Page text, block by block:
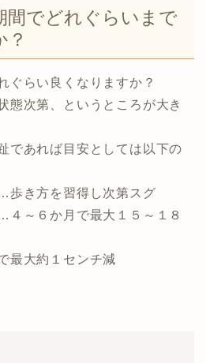
間でどれぐらいまで
？
ぐらい良くなりますか？
態次第、というところが大き
であれば目安としては以下の
歩き方を習得し次第スグ
～６か月で最大１５～１８
最大約１センチ減